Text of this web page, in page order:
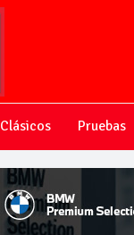
Clásicos Pruebas